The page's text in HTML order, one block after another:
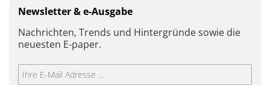
Newsletter & e-Ausgabe
Nachrichten, Trends und Hintergründe sowie die
neuesten E-paper.